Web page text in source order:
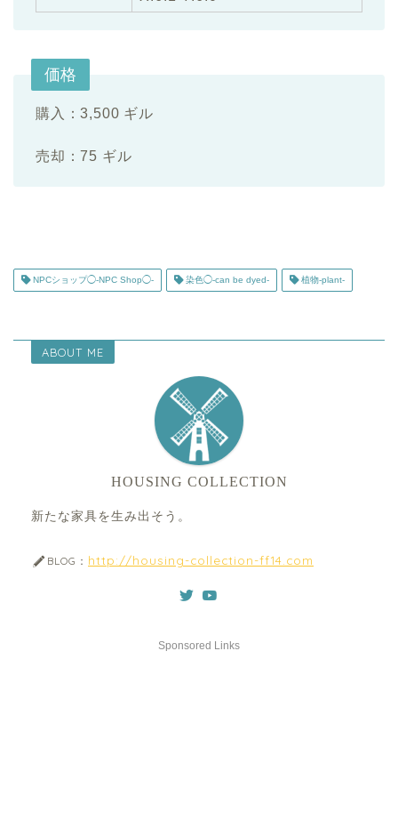
価格
購入：3,500 ギル
売却：75 ギル
NPCショップ◯-NPC Shop◯- 染色◯-can be dyed- 植物-plant-
ABOUT ME
HOUSING COLLECTION
新たな家具を生み出そう。
BLOG： http://housing-collection-ff14.com
Sponsored Links